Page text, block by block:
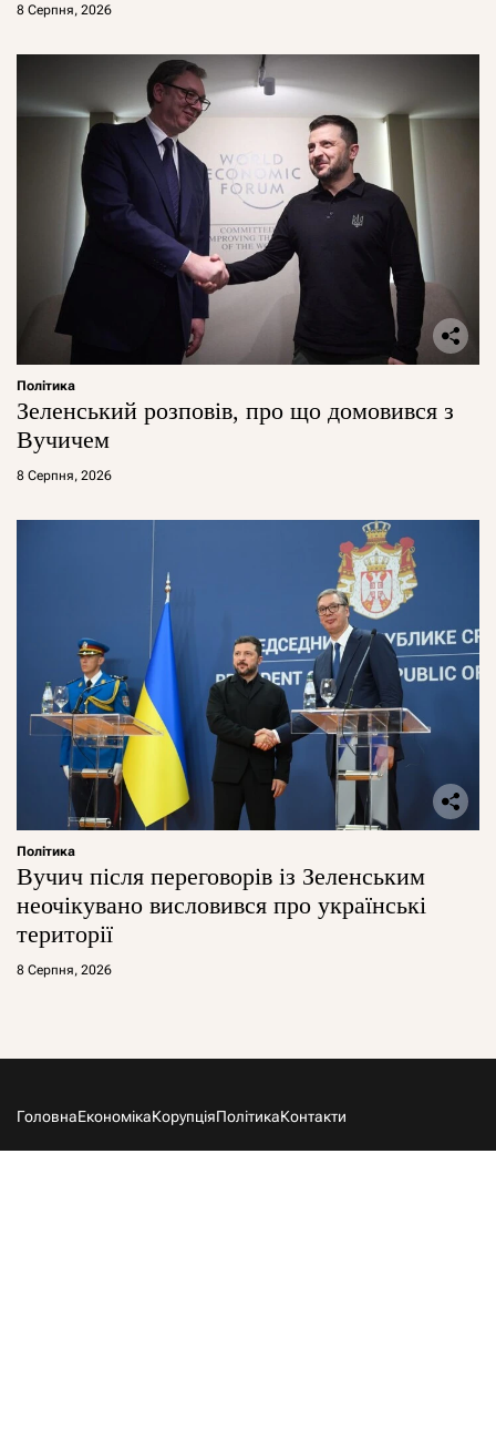
8 Серпня, 2026
Політика
Зеленський розповів, про що домовився з
Вучичем
8 Серпня, 2026
Політика
Вучич після переговорів із Зеленським
неочікувано висловився про українські
території
8 Серпня, 2026
ГоловнаЕкономікаКорупціяПолітикаКонтакти